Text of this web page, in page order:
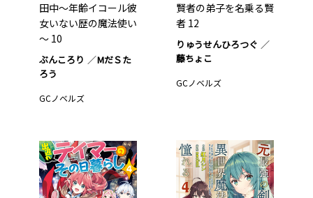
田中～年齢イコール彼
女いない歴の魔法使い
～ 10
ぶんころり
МだＳた
ろう
GCノベルズ
賢者の弟子を名乗る賢
者 12
りゅうせんひろつぐ
藤ちょこ
GCノベルズ